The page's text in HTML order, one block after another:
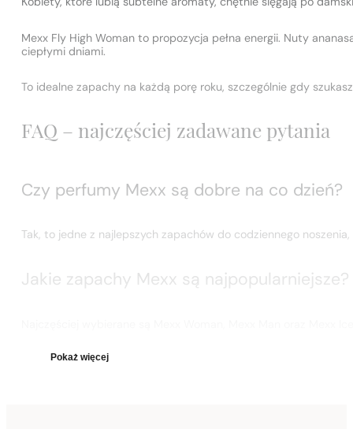
Kobiety, które lubią subtelne aromaty, chętnie sięgają po
Mexx Fly High Woman to propozycja pełna energii. Nuty
ciepłymi dniami.
To idealne zapachy na każdą porę roku, szczególnie gdy
FAQ – najczęściej zadawane pytania
Czy perfumy Mexx są dobre na co dzień?
Tak, to jedne z najlepszych zapachów do codziennego
Jakie zapachy Mexx są
Pokaż więcej